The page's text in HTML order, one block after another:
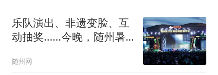
乐队演出、非遗变脸、互
动抽奖......今晚，随州暑
随州网